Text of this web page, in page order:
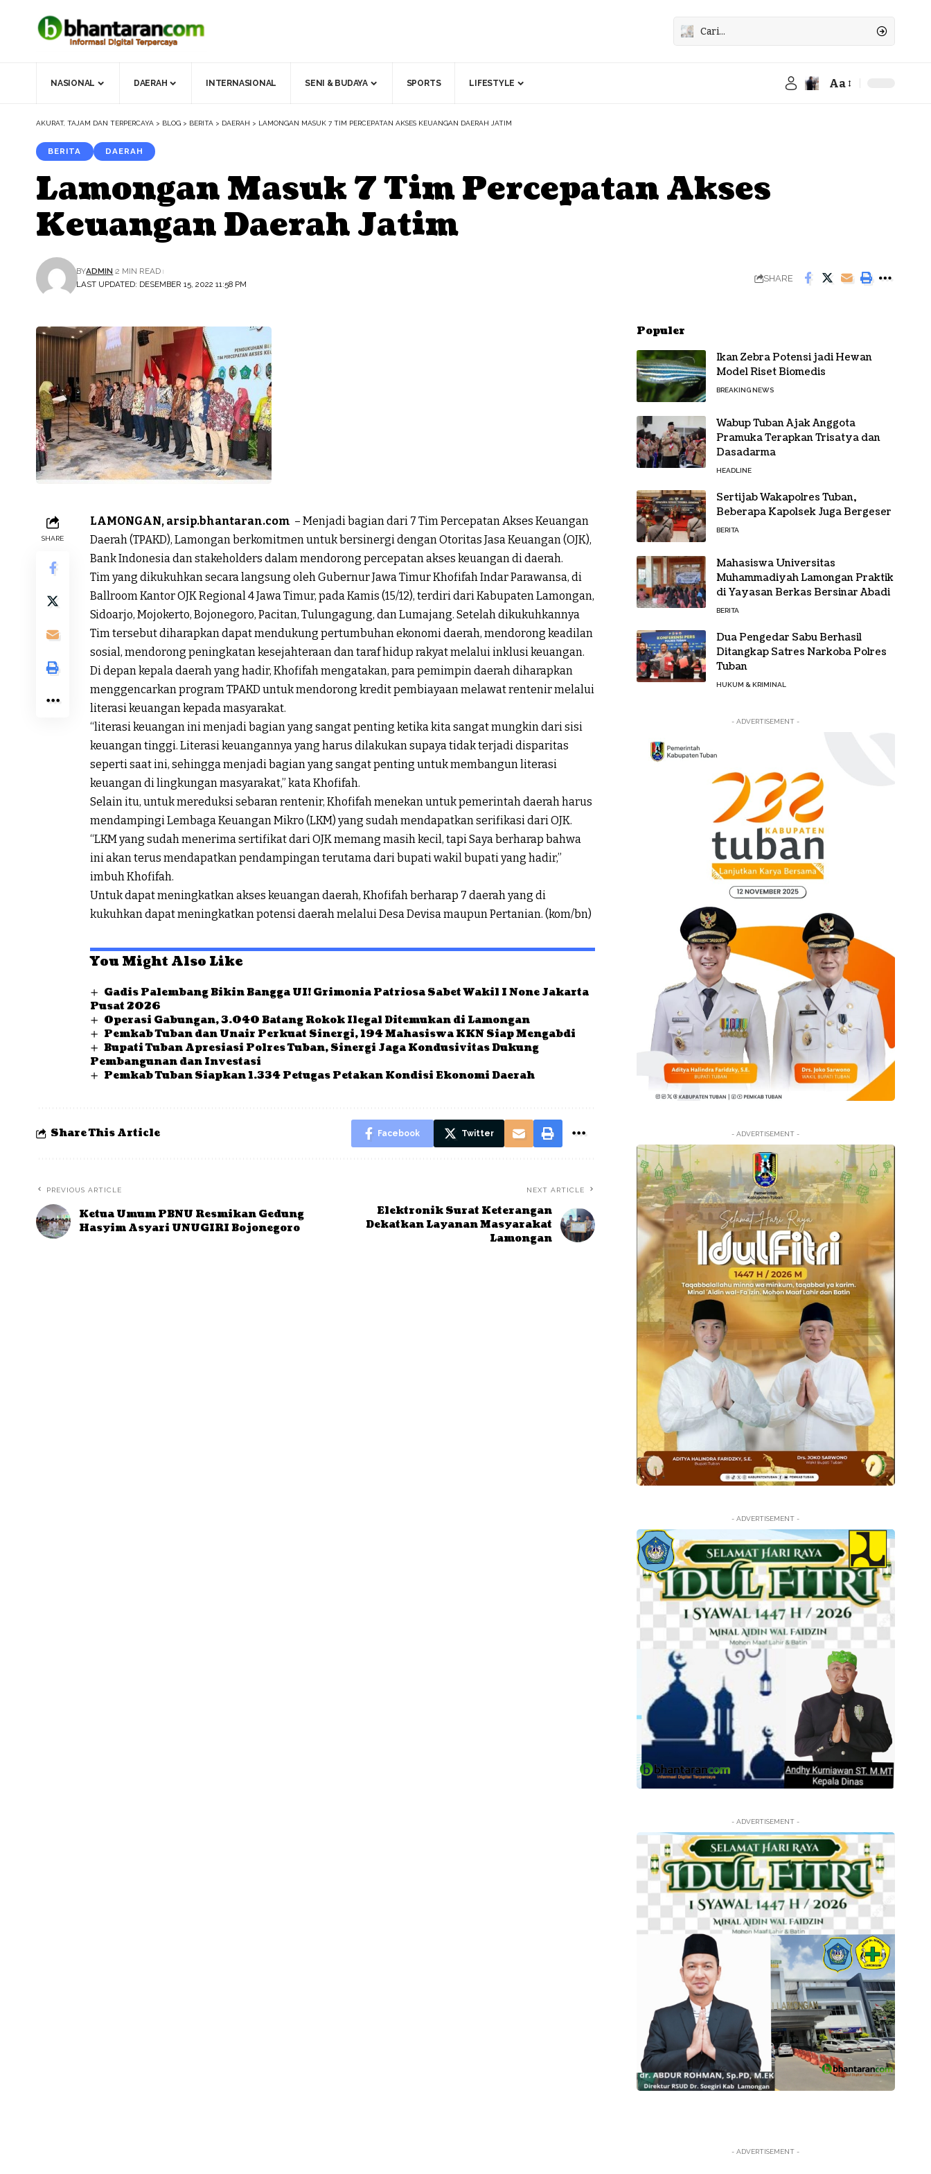
NASIONAL DAERAH INTERNASIONAL SENI & BUDAYA SPORTS LIFESTYLE
Font
Aa
AKURAT, TAJAM DAN TERPERCAYA > BLOG > BERITA > DAERAH > LAMONGAN MASUK 7 TIM PERCEPATAN AKSES KEUANGAN DAERAH JATIM
BERITA DAERAH
Lamongan Masuk 7 Tim Percepatan Akses
Keuangan Daerah Jatim
LAST UPDATED: DESEMBER 15, 2022 11:58 PM
BYADMIN 2 MIN READ
SHARE
SHARE
LAMONGAN, arsip.bhantaran.com – Menjadi bagian dari 7 Tim Percepatan Akses Keuangan
Daerah (TPAKD), Lamongan berkomitmen untuk bersinergi dengan Otoritas Jasa Keuangan (OJK),
Bank Indonesia dan stakeholders dalam mendorong percepatan akses keuangan di daerah.
Tim yang dikukuhkan secara langsung oleh Gubernur Jawa Timur Khofifah Indar Parawansa, di
Ballroom Kantor OJK Regional 4 Jawa Timur, pada Kamis (15/12), terdiri dari Kabupaten Lamongan,
Sidoarjo, Mojokerto, Bojonegoro, Pacitan, Tulungagung, dan Lumajang. Setelah dikukuhkannya
Tim tersebut diharapkan dapat mendukung pertumbuhan ekonomi daerah, mendorong keadilan
sosial, mendorong peningkatan kesejahteraan dan taraf hidup rakyat melalui inklusi keuangan.
Di depan kepala daerah yang hadir, Khofifah mengatakan, para pemimpin daerah diharapkan
menggencarkan program TPAKD untuk mendorong kredit pembiayaan melawat rentenir melalui
literasi keuangan kepada masyarakat.
“literasi keuangan ini menjadi bagian yang sangat penting ketika kita sangat mungkin dari sisi
keuangan tinggi. Literasi keuangannya yang harus dilakukan supaya tidak terjadi disparitas
seperti saat ini, sehingga menjadi bagian yang sangat penting untuk membangun literasi
keuangan di lingkungan masyarakat,” kata Khofifah.
Selain itu, untuk mereduksi sebaran rentenir, Khofifah menekan untuk pemerintah daerah harus
mendampingi Lembaga Keuangan Mikro (LKM) yang sudah mendapatkan serifikasi dari OJK.
“LKM yang sudah menerima sertifikat dari OJK memang masih kecil, tapi Saya berharap bahwa
ini akan terus mendapatkan pendampingan terutama dari bupati wakil bupati yang hadir,”
imbuh Khofifah.
Untuk dapat meningkatkan akses keuangan daerah, Khofifah berharap 7 daerah yang di
kukuhkan dapat meningkatkan potensi daerah melalui Desa Devisa maupun Pertanian. (kom/bn)
You Might Also Like
Gadis Palembang Bikin Bangga UI! Grimonia Patriosa Sabet Wakil I None Jakarta
Pusat 2026
Operasi Gabungan, 3.040 Batang Rokok Ilegal Ditemukan di Lamongan
Pemkab Tuban dan Unair Perkuat Sinergi, 194 Mahasiswa KKN Siap Mengabdi
Bupati Tuban Apresiasi Polres Tuban, Sinergi Jaga Kondusivitas Dukung
Pembangunan dan Investasi
Pemkab Tuban Siapkan 1.334 Petugas Petakan Kondisi Ekonomi Daerah
Share This Article Facebook Twitter
PREVIOUS ARTICLE
Ketua Umum PBNU Resmikan Gedung
Hasyim Asyari UNUGIRI Bojonegoro
NEXT ARTICLE
Elektronik Surat Keterangan
Dekatkan Layanan Masyarakat
Lamongan
Populer
Ikan Zebra Potensi jadi Hewan
Model Riset Biomedis
BREAKING NEWS
Wabup Tuban Ajak Anggota
Pramuka Terapkan Trisatya dan
Dasadarma
HEADLINE
Sertijab Wakapolres Tuban,
Beberapa Kapolsek Juga Bergeser
BERITA
Mahasiswa Universitas
Muhammadiyah Lamongan Praktik
di Yayasan Berkas Bersinar Abadi
BERITA
Dua Pengedar Sabu Berhasil
Ditangkap Satres Narkoba Polres
Tuban
HUKUM & KRIMINAL
- ADVERTISEMENT -
- ADVERTISEMENT -
- ADVERTISEMENT -
- ADVERTISEMENT -
- ADVERTISEMENT -